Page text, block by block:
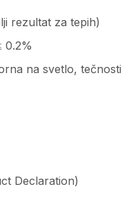
rezultat za tepih)
0.2%
na svetlo, tečnosti
Declaration)